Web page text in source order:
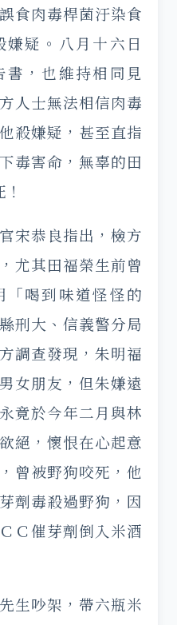
食肉毒桿菌汙染食
疑。八月十六日
書，也維持相同見
人士無法相信肉毒
殺嫌疑，甚至直指
毒害命，無辜的田
宋恭良指出，檢方
尤其田福榮生前曾
「喝到味道怪怪的
刑大、信義警分局
調查發現，朱明福
女朋友，但朱嫌遠
竟於今年二月與林
絕，懷恨在心起意
曾被野狗咬死，他
劑毒殺過野狗，因
Ｃ催芽劑倒入米酒
生吵架，帶六瓶米